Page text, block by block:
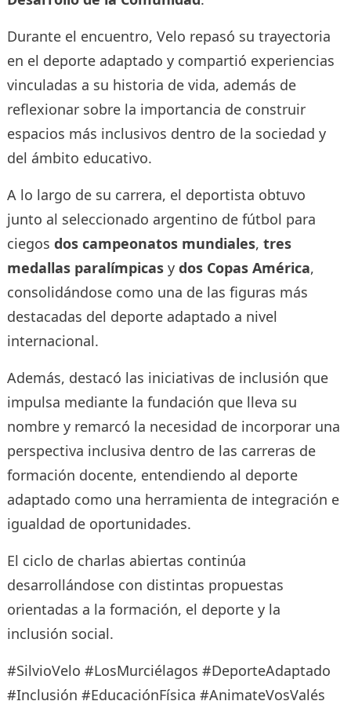
Durante el encuentro, Velo repasó su trayectoria
en el deporte adaptado y compartió experiencias
vinculadas a su historia de vida, además de
reflexionar sobre la importancia de construir
espacios más inclusivos dentro de la sociedad y
del ámbito educativo.
A lo largo de su carrera, el deportista obtuvo
junto al seleccionado argentino de fútbol para
ciegos dos campeonatos mundiales, tres
medallas paralímpicasy dos Copas América,
consolidándose como una de las figuras más
destacadas del deporte adaptado a nivel
internacional.
Además, destacó las iniciativas de inclusión que
impulsa mediante la fundación que lleva su
nombre y remarcó la necesidad de incorporar una
perspectiva inclusiva dentro de las carreras de
formación docente, entendiendo al deporte
adaptado como una herramienta de integración e
igualdad de oportunidades.
El ciclo de charlas abiertas continúa
desarrollándose con distintas propuestas
orientadas a la formación, el deporte y la
inclusión social.
#SilvioVelo #LosMurciélagos #DeporteAdaptado
#Inclusión #EducaciónFísica #AnimateVosValés